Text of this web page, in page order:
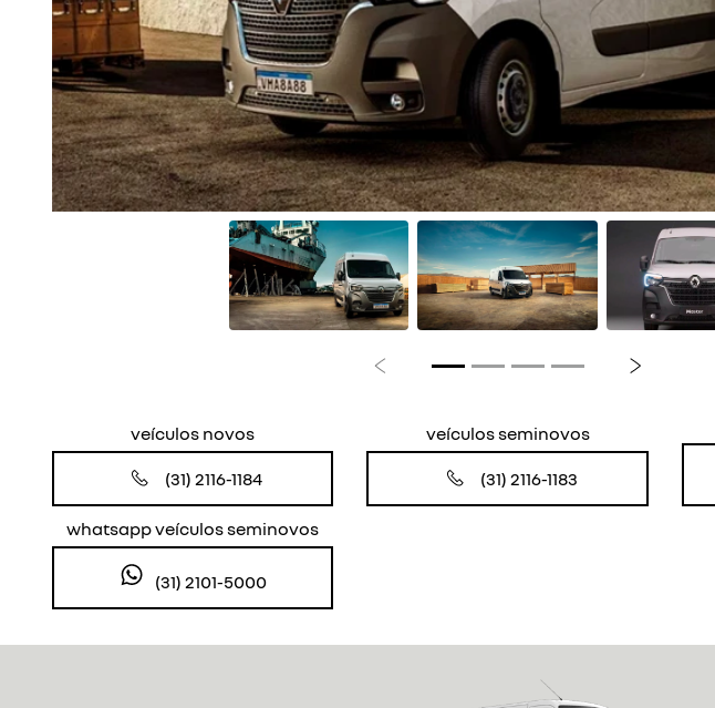
Anterior Próximo
veículos novos
(31) 2116-1184
veículos seminovos
(31) 2116-1183
whatsapp veículos seminovos
(31) 2101-5000